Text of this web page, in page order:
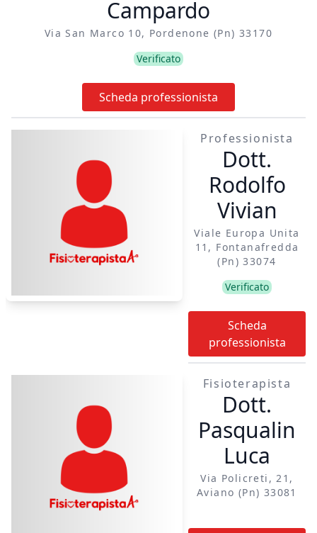
su una combinazione di terapia manuale ed esercizio
terapeutico, secondo le evidenze scientifiche.
d'urto e ultrasuoni. Studio dotato anche di due
palestre attrezzate. Al piano terra, senza barriere
architettoniche e con ampio parcheggio gratuito.
Campardo
Via San Marco 10, Pordenone (pn) 33170
Verificato
Scheda professionista
Professionista
Dott.
Rodolfo
Vivian
Viale Europa Unita
11, Fontanafredda
(pn) 33074
Verificato
Scheda
professionista
Fisioterapista
Dott.
Pasqualin
Luca
Via Policreti, 21,
Aviano (pn) 33081